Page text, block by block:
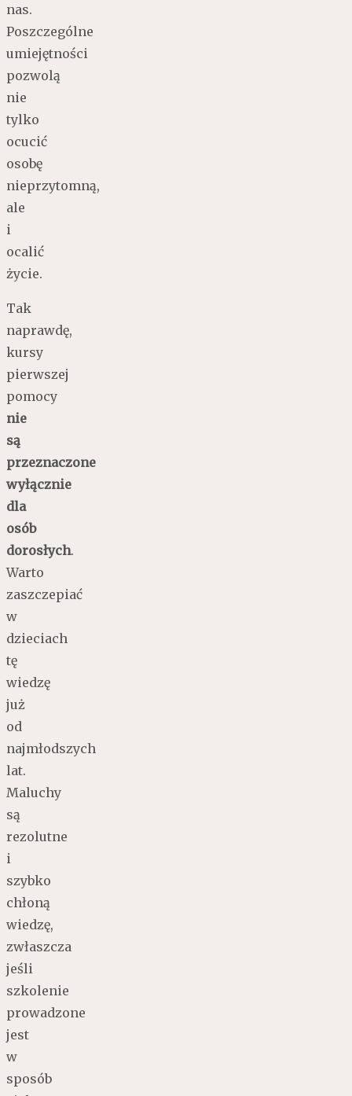
nas.
Poszczególne
umiejętności
pozwolą
nie
tylko
ocucić
osobę
nieprzytomną,
ale
i
ocalić
życie.
Tak
naprawdę,
kursy
pierwszej
pomocy
nie
są
przeznaczone
wyłącznie
dla
osób
dorosłych.
Warto
zaszczepiać
w
dzieciach
tę
wiedzę
już
od
najmłodszych
lat.
Maluchy
są
rezolutne
i
szybko
chłoną
wiedzę,
zwłaszcza
jeśli
szkolenie
prowadzone
jest
w
sposób